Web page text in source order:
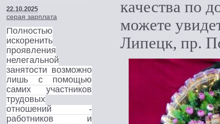
качества по
можете
Липецк, пр.
22.10.2025
серая зарплата
Полностью
искоренить
проявления
нелегальной
занятости возможно
лишь с помощью
самих участников
трудовых
отношений -
работников и